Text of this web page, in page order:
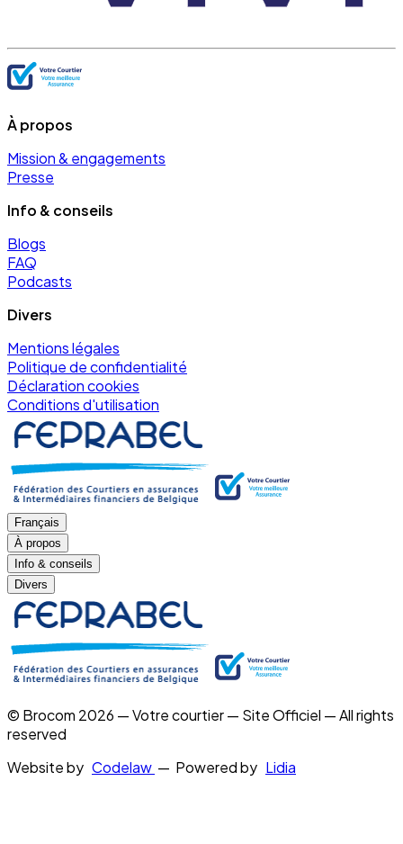
À propos
Mission & engagements
Presse
Info & conseils
Blogs
FAQ
Podcasts
Divers
Mentions légales
Politique de confidentialité
Déclaration cookies
Conditions d'utilisation
Français
À propos
Info & conseils
Divers
© Brocom 2026 — Votre courtier — Site Officiel — All rights
reserved
Website by Codelaw — Powered by Lidia